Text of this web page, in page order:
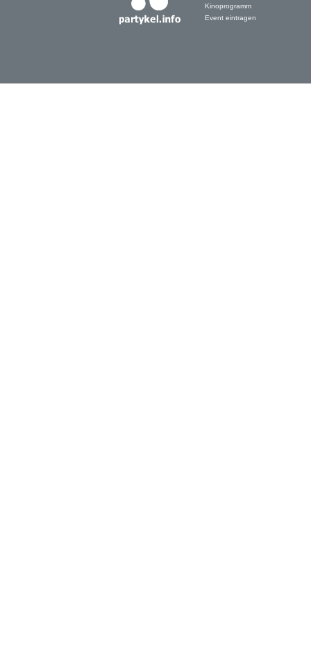
Kinoprogramm
Event eintragen